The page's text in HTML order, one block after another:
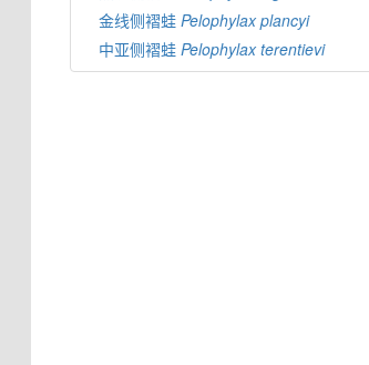
金线侧褶蛙Pelophylax plancyi
中亚侧褶蛙Pelophylax terentievi